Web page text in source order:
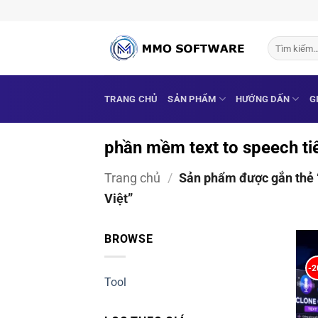
Tìm
kiếm:
TRANG CHỦ SẢN PHẨM HƯỚNG DẤN
phần mềm text to speech
Trang chủ / Sản phẩm được gắn
Việt”
BROWSE
Tool
-